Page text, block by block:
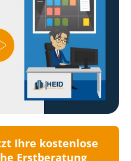
Ihre kostenlose
Erstberatung